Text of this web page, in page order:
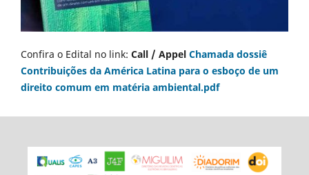
Confira o Edital no link: Call / Appel Chamada dossiê
Contribuições da América Latina para o esboço de um
direito comum em matéria ambiental.pdf